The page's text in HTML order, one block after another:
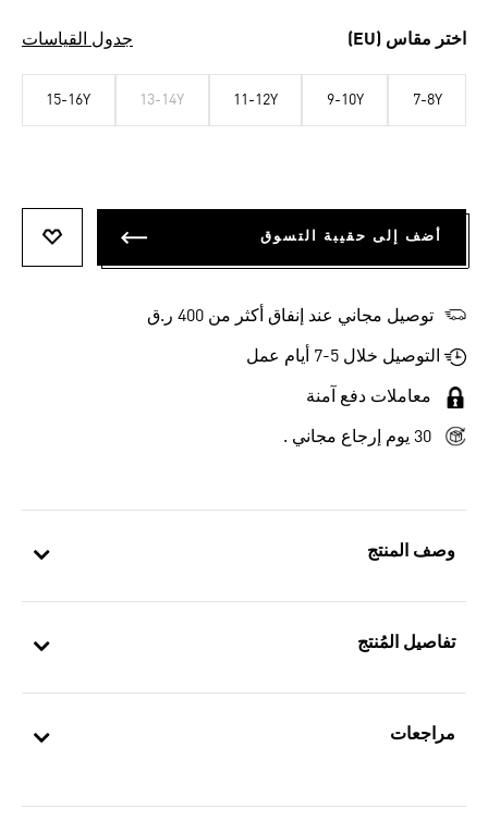
وصف المنتج
تفاصيل المُنتج
مراجعات
اختر مقاس (EU) جدول القياسات
7-8Y
9-10Y
11-12Y
13-14Y
15-16Y
أضف إلى حقيبة التسوق
توصيل مجاني عند إنفاق أكثر من 400 ر.ق
التوصيل خلال 5-7 أيام عمل
معاملات دفع آمنة